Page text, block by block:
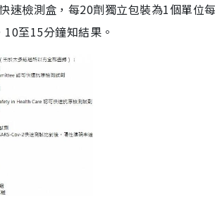
速檢測盒，每20劑獨立包裝為1個單位
至15分鐘知結果。